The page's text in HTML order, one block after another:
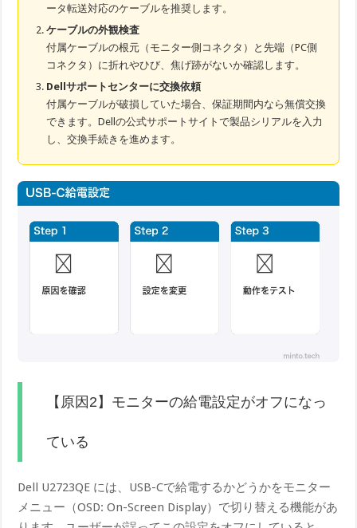
ータ転送対応のケーブルを推奨します。
ケーブルの外観検査
付属ケーブルの根元（モニター側コネクタ）と先端（PC側
コネクタ）に折れやひび、焦げ跡がないか確認します。
Dellサポートセンターに交換依頼
付属ケーブルが破損していた場合、保証期間内なら無償交換
できます。Dellの公式サポートサイトで製品シリアルを入力
し、交換手続きを進めます。
【原因2】モニターの給電設定がオフになっ
ている
Dell U2723QE には、USB-Cで給電するかどうかをモニター
メニュー（OSD: On-Screen Display）で切り替える機能があ